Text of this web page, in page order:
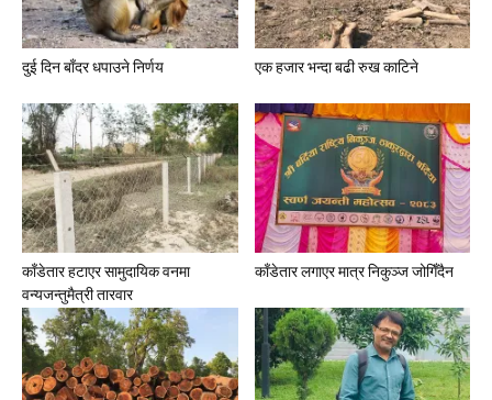
दुई दिन बाँदर धपाउने निर्णय एक हजार भन्दा बढी रुख काटिने
काँडेतार हटाएर सामुदायिक वनमा
वन्यजन्तुमैत्री तारवार
काँडेतार लगाएर मात्र निकुञ्ज जोगिँदैन